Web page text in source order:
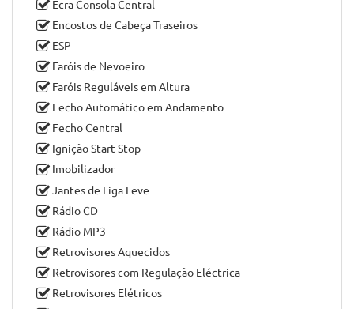
Barras de Tejadilho
Comandos do Rádio no Volante
Comandos por Voz
Computador de Bordo
Controlo de Estabilidade
Controlo de Tracção
Cruise Control
Direção Assistida
Ecra Consola Central
Encostos de Cabeça Traseiros
ESP
Faróis de Nevoeiro
Faróis Reguláveis em Altura
Fecho Automático em Andamento
Fecho Central